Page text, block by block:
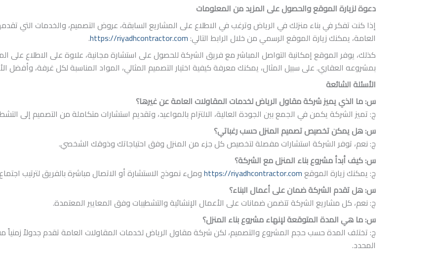
دعوة لزيارة الموقع والحصول على المزيد من المعلومات
إذا كنت تفكر في بناء منزلك في الرياض وترغب في الاطلاع على المشاريع السابقة، عروض التصميم، والخدمات التي
العامة، يمكنك زيارة الموقع الرسمي من خلال الرابط التالي:https://riyadhcontractor.com
.
كذلك، يوفر الموقع إمكانية التواصل المباشر مع فريق الشركة للحصول على استشارة مجانية، علاوة على الاطلاع على
بمشروعه العقاري. على سبيل المثال، يمكنك معرفة كيفية اختيار التصميم المثالي، المواد المناسبة لكل غرفة، وأفضل
الأسئلة الشائعة
س: ما الذي يميز شركة مقاول الرياض لخدمات المقاولات العامة عن غيرها؟
ج: تميز الشركة يكمن في الجمع بين الجودة العالية، الالتزام بالمواعيد، وتقديم استشارات متكاملة من التصميم إلى
س: هل يمكن تخصيص تصميم المنزل حسب رغباتي؟
ج: نعم، توفر الشركة استشارات مفصلة لتخصيص كل جزء من المنزل وفق احتياجاتك وذوقك الشخصي.
س: كيف أبدأ مشروع بناء المنزل مع الشركة؟
ج: يمكنك زيارة الموقعhttps://riyadhcontractor.comوملء نموذج الاستشارة أو الاتصال مباشرة بالفريق لترتيب
س: هل تقدم الشركة ضمان على أعمال البناء؟
ج: نعم، كل مشاريع الشركة تتضمن ضمانات على الأعمال الإنشائية والتشطيبات وفق المعايير المعتمدة.
س: ما هي المدة المتوقعة لإنهاء مشروع بناء المنزل؟
ج: تختلف المدة حسب حجم المشروع والتصميم، لكن شركة مقاول الرياض لخدمات المقاولات العامة تقدم جدولاً زمنياً
المحدد.